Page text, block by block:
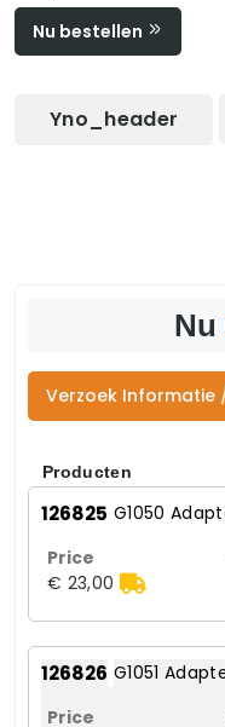
Nu bestellen
Yno_header
Nu
Verzoek Informatie
Producten
126825 G1050
€ 23,00
126826 G1051